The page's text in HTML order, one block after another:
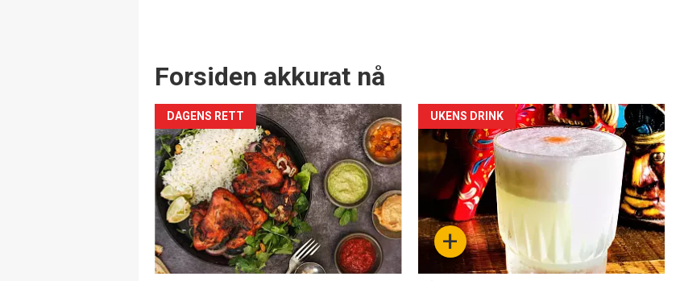
Forsiden akkurat nå
DAGENS RETT
Forsiden
akkurat
nå
-
+
UKENS DRINK